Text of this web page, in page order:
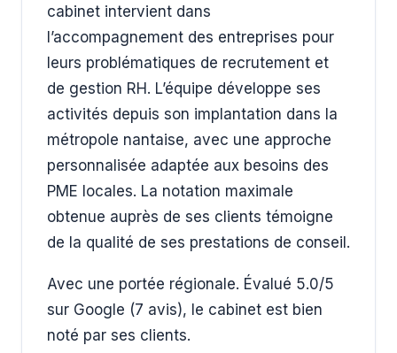
cabinet intervient dans
l’accompagnement des entreprises pour
leurs problématiques de recrutement et
de gestion RH. L’équipe développe ses
activités depuis son implantation dans la
métropole nantaise, avec une approche
personnalisée adaptée aux besoins des
PME locales. La notation maximale
obtenue auprès de ses clients témoigne
de la qualité de ses prestations de conseil.
Avec une portée régionale. Évalué 5.0/5
sur Google (7 avis), le cabinet est bien
noté par ses clients.